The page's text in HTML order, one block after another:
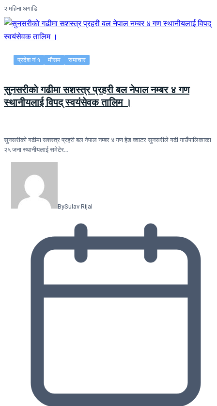
२ महिना अगाडि
प्रदेश नं १ मौसम समाचार
सुनसरीकाे गढीमा सशस्त्र प्रहरी बल नेपाल नम्बर ४ गण
स्थानीयलाई विपद् स्वयंसेवक तालिम ।
सुनसरीकाे गढीमा सशस्त्र प्रहरी बल नेपाल नम्बर ४ गण हेड क्वाटर सुनसरीले गढी गाउँपालिकाका
२५ जना स्थानीयलाई समेटेर…
BySulav Rijal